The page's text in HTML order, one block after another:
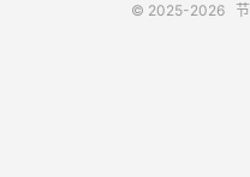
© 2025-2026